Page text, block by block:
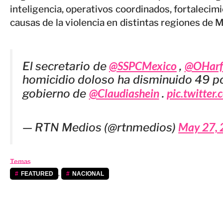
inteligencia, operativos coordinados,
causas de la violencia en distintas regiones de
El secretario de@SSPCMexico,
homicidio doloso ha disminuido 49
gobierno de @Claudiashein.
— RTN Medios (@rtnmedios)May 27,
Temas
FEATURED , NACIONAL